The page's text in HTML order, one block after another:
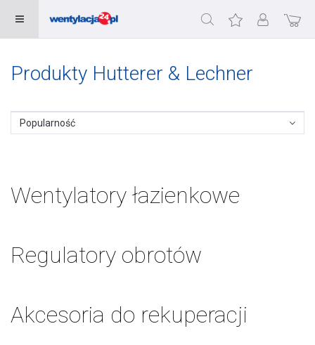
Produkty Hutterer & Lechner
Popularność
Wentylatory łazienkowe
Regulatory obrotów
Akcesoria do rekuperacji